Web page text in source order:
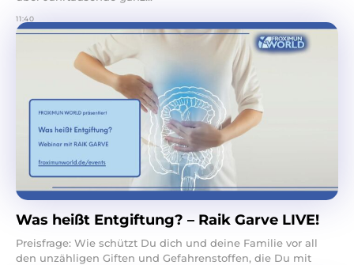
11:40
Was heißt Entgiftung? – Raik Garve LIVE!
Preisfrage: Wie schützt Du dich und deine Familie vor all
den unzähligen Giften und Gefahrenstoffen, die Du mit